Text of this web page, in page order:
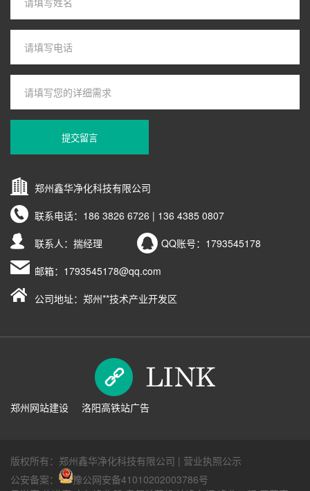
提交留言
郑州鑫华净化科技有限公司
联系电话： 186 3826 6726 | 136 4385 0807
联系人：揣经理
QQ账号： 1793545178
邮箱： 1793545178@qq.com
公司地址：郑州**技术产业开发区
郑州网站建设 洛阳高铁站广告
版权所有：郑州鑫华净化科技有限公司 | 营业执照公示
公安备案：
豫公网安备41010202003786号